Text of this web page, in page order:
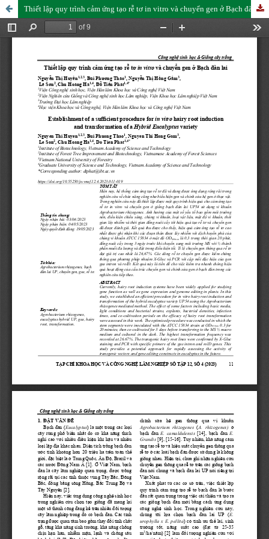
Thiết lập quy trình cảm ứng tạo rễ tơ in vitro và chuyển gen ở Bạch đàn lai